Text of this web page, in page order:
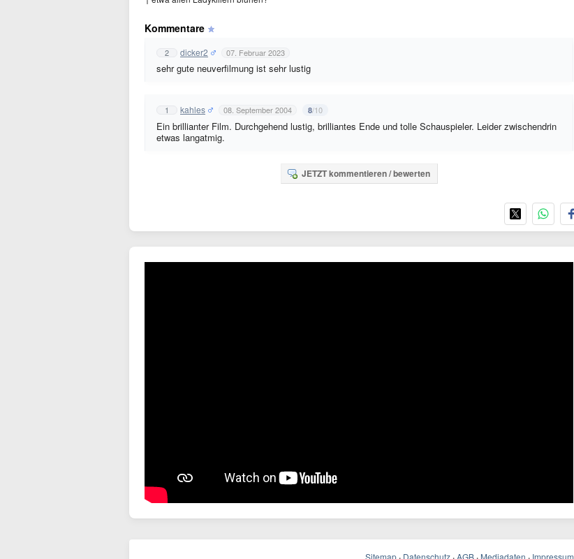
Kommentare
2 dicker2 07. Februar 2023
sehr gute neuverfilmung ist sehr lustig
1 kahles 08. September 2004 8/10
Ein brillianter Film. Durchgehend lustig, brilliantes Ende und tolle Schauspieler. Leider zwischendrin
etwas langatmig.
JETZT kommentieren / bewerten
Sitemap Datenschutz AGB Mediadaten Impressum